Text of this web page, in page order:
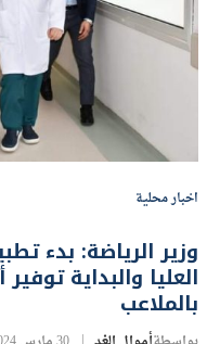
اخبار محلية
وزير الرياضة: بدء
العليا والبداية